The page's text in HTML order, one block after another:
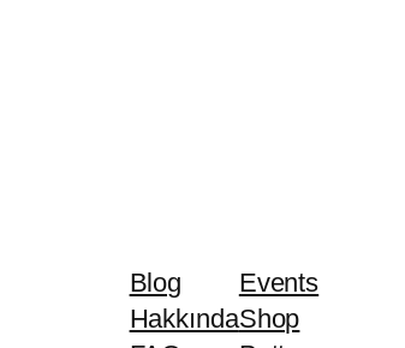
Blog
Hakkında
Events
Shop